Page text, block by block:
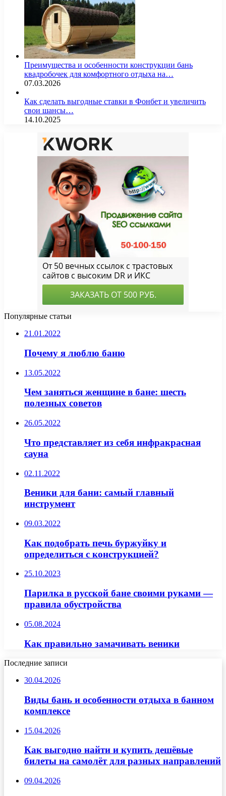
Преимущества и особенности конструкции бань
квадробочек для комфортного отдыха на…
07.03.2026
Как сделать выгодные ставки в Фонбет и увеличить
свои шансы…
14.10.2025
Популярные статьи
21.01.2022
Почему я люблю баню
13.05.2022
Чем заняться женщине в бане: шесть
полезных советов
26.05.2022
Что представляет из себя инфракрасная
сауна
02.11.2022
Веники для бани: самый главный
инструмент
09.03.2022
Как подобрать печь буржуйку и
определиться с конструкцией?
25.10.2023
Парилка в русской бане своими руками —
правила обустройства
05.08.2024
Как правильно замачивать веники
Последние записи
30.04.2026
Виды бань и особенности отдыха в банном
комплексе
15.04.2026
Как выгодно найти и купить дешёвые
билеты на самолёт для разных направлений
09.04.2026